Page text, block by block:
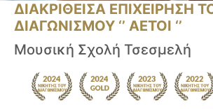
ΔΙΑΚΡΙΘΕΙΣΑ ΕΠΙΧΕΙΡΗΣΗ
ΔΙΑΓΩΝΙΣΜΟΥ ‘’ ΑΕΤΟΙ ‘’
Μουσική Σχολή Τσεσμελή